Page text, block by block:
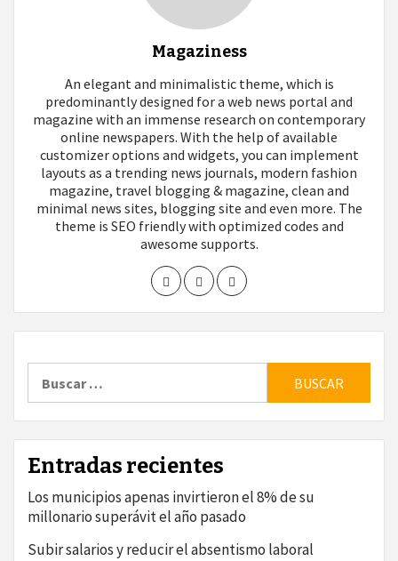
Magaziness
An elegant and minimalistic theme, which is
predominantly designed for a web news portal and
magazine with an immense research on contemporary
online newspapers. With the help of available
customizer options and widgets, you can implement
layouts as a trending news journals, modern fashion
magazine, travel blogging & magazine, clean and
minimal news sites, blogging site and even more. The
theme is SEO friendly with optimized codes and
awesome supports.
Entradas recientes
Los municipios apenas invirtieron el 8% de su
millonario superávit el año pasado
Subir salarios y reducir el absentismo laboral